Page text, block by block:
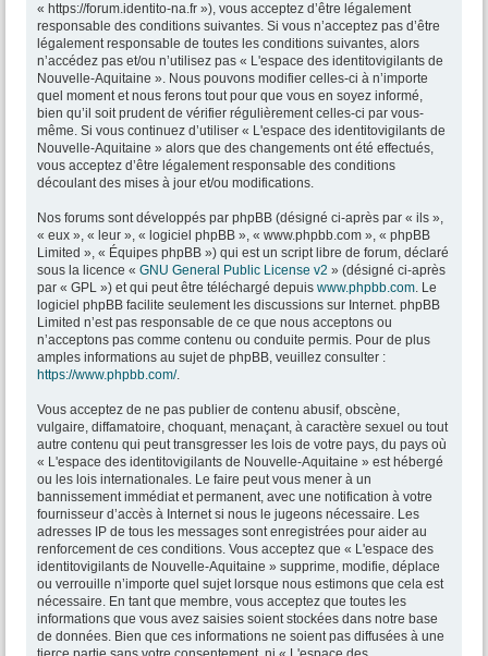
« https://forum.identito-na.fr »), vous acceptez d’être légalement
responsable des conditions suivantes. Si vous n’acceptez pas d’être
légalement responsable de toutes les conditions suivantes, alors
n’accédez pas et/ou n’utilisez pas « L'espace des identitovigilants de
Nouvelle-Aquitaine ». Nous pouvons modifier celles-ci à n’importe
quel moment et nous ferons tout pour que vous en soyez informé,
bien qu’il soit prudent de vérifier régulièrement celles-ci par vous-
même. Si vous continuez d’utiliser « L'espace des identitovigilants de
Nouvelle-Aquitaine » alors que des changements ont été effectués,
vous acceptez d’être légalement responsable des conditions
découlant des mises à jour et/ou modifications.
Nos forums sont développés par phpBB (désigné ci-après par « ils »,
« eux », « leur », « logiciel phpBB », « www.phpbb.com », « phpBB
Limited », « Équipes phpBB ») qui est un script libre de forum, déclaré
sous la licence « GNU General Public License v2 » (désigné ci-après
par « GPL ») et qui peut être téléchargé depuis www.phpbb.com. Le
logiciel phpBB facilite seulement les discussions sur Internet. phpBB
Limited n’est pas responsable de ce que nous acceptons ou
n’acceptons pas comme contenu ou conduite permis. Pour de plus
amples informations au sujet de phpBB, veuillez consulter :
https://www.phpbb.com/.
Vous acceptez de ne pas publier de contenu abusif, obscène,
vulgaire, diffamatoire, choquant, menaçant, à caractère sexuel ou tout
autre contenu qui peut transgresser les lois de votre pays, du pays où
« L'espace des identitovigilants de Nouvelle-Aquitaine » est hébergé
ou les lois internationales. Le faire peut vous mener à un
bannissement immédiat et permanent, avec une notification à votre
fournisseur d’accès à Internet si nous le jugeons nécessaire. Les
adresses IP de tous les messages sont enregistrées pour aider au
renforcement de ces conditions. Vous acceptez que « L'espace des
identitovigilants de Nouvelle-Aquitaine » supprime, modifie, déplace
ou verrouille n’importe quel sujet lorsque nous estimons que cela est
nécessaire. En tant que membre, vous acceptez que toutes les
informations que vous avez saisies soient stockées dans notre base
de données. Bien que ces informations ne soient pas diffusées à une